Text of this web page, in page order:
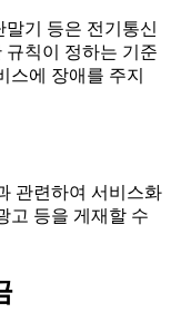
기 등은 전기통신
규칙이 정하는 기준
스에 장애를 주지
관련하여 서비스화
고 등을 게재할 수